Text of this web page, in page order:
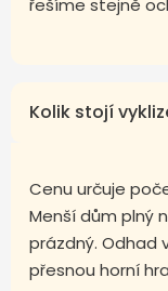
řešíme stejně
Kolik stojí
Cenu určuje
Menší dům plný
prázdný. Odhad
přesnou horní